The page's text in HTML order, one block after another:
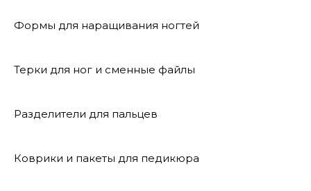
Формы для наращивания ногтей
Терки для ног и сменные файлы
Разделители для пальцев
Коврики и пакеты для педикюра